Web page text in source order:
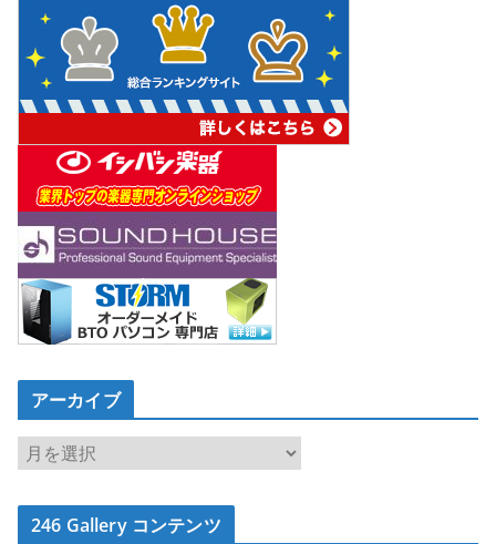
アーカイブ
ア
ー
カ
イ246 Gallery コンテンツ